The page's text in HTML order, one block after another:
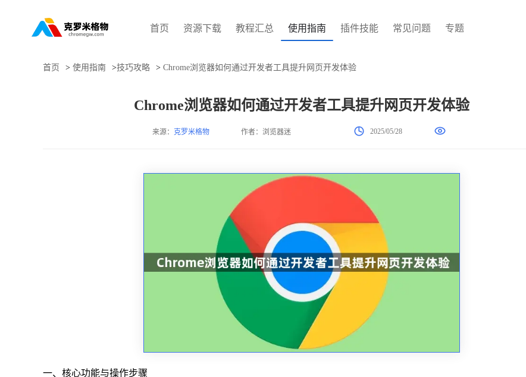
首页 资源下载 教程汇总 使用指南 插件技能 常见问题 专题
首页 > 使用指南 >技巧攻略 > Chrome浏览器如何通过开发者工具提升网页开发体验
Chrome浏览器如何通过开发者工具提升网页开发体验
来源： 克罗米格物 作者：浏览器迷 2025/05/28
一、核心功能与操作步骤